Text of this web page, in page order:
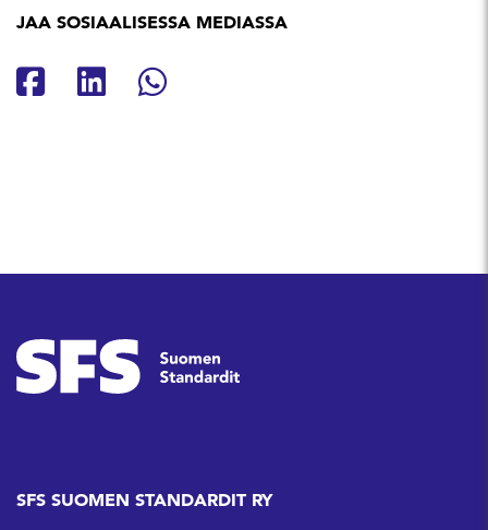
JAA SOSIAALISESSA MEDIASSA
Jaa Facebookissa
Jaa Linkedinissä
Jaa Whatsappissa
SFS SUOMEN STANDARDIT RY